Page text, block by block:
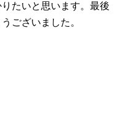
たいと思います。最後
ございました。